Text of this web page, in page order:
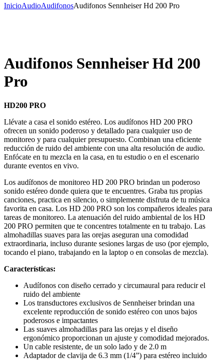
InicioAudioAudifonosAudifonos Sennheiser Hd 200 Pro
Audifonos Sennheiser Hd 200
Pro
HD200 PRO
Llévate a casa el sonido estéreo. Los audífonos HD 200 PRO
ofrecen un sonido poderoso y detallado para cualquier uso de
monitoreo y para cualquier presupuesto. Combinan una eficiente
reducción de ruido del ambiente con una alta resolución de audio.
Enfócate en tu mezcla en la casa, en tu estudio o en el escenario
durante eventos en vivo.
Los audífonos de monitoreo HD 200 PRO brindan un poderoso
sonido estéreo donde quiera que te encuentres. Graba tus propias
canciones, practica en silencio, o simplemente disfruta de tu música
favorita en casa. Los HD 200 PRO son los compañeros ideales para
tareas de monitoreo. La atenuación del ruido ambiental de los HD
200 PRO permiten que te concentres totalmente en tu trabajo. Las
almohadillas suaves para las orejas aseguran una comodidad
extraordinaria, incluso durante sesiones largas de uso (por ejemplo,
tocando el piano, trabajando en la laptop o en consolas de mezcla).
Características:
Audífonos con diseño cerrado y circumaural para reducir el
ruido del ambiente
Los transductores exclusivos de Sennheiser brindan una
excelente reproducción de sonido estéreo con unos bajos
poderosos e impactantes
Las suaves almohadillas para las orejas y el diseño
ergonómico proporcionan un ajuste y comodidad mejorados.
Un cable resistente, de un solo lado y de 2.0 m
Adaptador de clavija de 6.3 mm (1/4”) para estéreo incluido